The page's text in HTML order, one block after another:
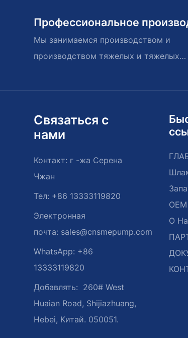
Профессиональное
Мы занимаемся производством и
производством тяжелых и тяжелых
Связаться с
нами
Контакт: г -жа Серена
Чжан
Тел: +86 13333119820
Электронная
почта: sales@cnsmepump.com
WhatsApp: +86
13333119820
Добавлять: 260# West
Huaian Road, Shijiazhuang,
Hebei, Китай. 050051.
OEM
О